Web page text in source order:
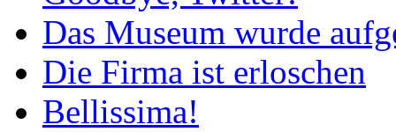
Das Museum wurde
Die Firma ist erloschen
Bellissima!